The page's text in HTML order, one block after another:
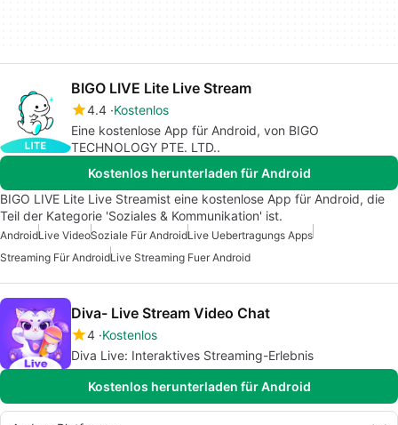
BIGO LIVE Lite Live Stream
4.4 Kostenlos
Eine kostenlose App für Android, von BIGO
TECHNOLOGY PTE. LTD..
Kostenlos herunterladen für Android
BIGO LIVE Lite Live Streamist eine kostenlose App für Android, die
Teil der Kategorie 'Soziales & Kommunikation' ist.
AndroidLive VideoSoziale Für AndroidLive Uebertragungs Apps
Streaming Für AndroidLive Streaming Fuer Android
Diva- Live Stream Video Chat
4 Kostenlos
Diva Live: Interaktives Streaming-Erlebnis
Kostenlos herunterladen für Android